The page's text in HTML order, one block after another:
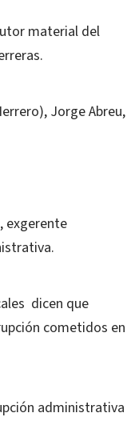
material del
Jorge Abreu,
exgerente
dicen que
cometidos en
administrativa